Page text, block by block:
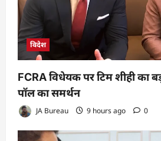
विदेश
FCRA विधेयक पर टिम शीही का
पॉल का समर्थन
JA Bureau 9 hours ago 0